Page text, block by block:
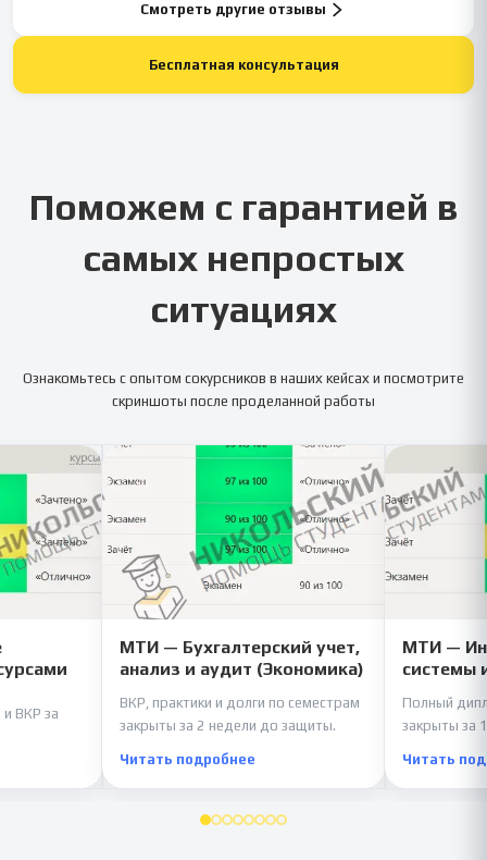
Смотреть другие отзывы
Бесплатная консультация
Поможем с гарантией в
самых непростых
ситуациях
Ознакомьтесь с опытом сокурсников в наших кейсах и посмотрите
скриншоты после проделанной работы
и ВКР за
МТИ — Бухгалтерский учет,
анализ и аудит (Экономика)
ВКР, практики и долги по семестрам
закрыты за 2 недели до защиты.
Читать подробнее
МТИ —
системы
Полный
закрыты за
Читать